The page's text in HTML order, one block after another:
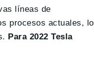
líneas de
procesos actuales, lo
Para 2022 Tesla